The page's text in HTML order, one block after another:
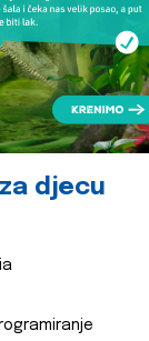
djecu